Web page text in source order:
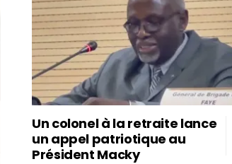
Un colonel à la retraite lance
un appel patriotique au
Président Macky